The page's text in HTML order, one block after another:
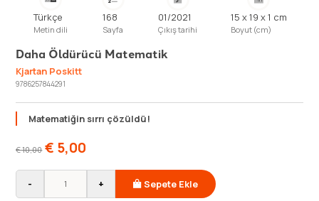
Türkçe
Metin dili
168
Sayfa
01/2021
Çıkış tarihi
15 x 19 x 1 cm
Boyut (cm)
Daha Öldürücü Matematik
Kjartan Poskitt
9786257844291
Matematiğin sırrı çözüldü!
€10,00 € 5,00
- + Sepete Ekle